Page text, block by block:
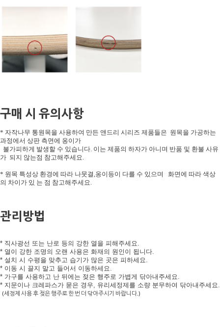
구매 시 유의사항
* 자작나무 통원목을 사용하여 만든 앤드리 시리즈 제품들은 원목을 가공하는
과정에서 상판 측면에 옹이가
불가피하게 발생할 수 있습니다. 이는 제품의 하자가 아니며 반품 및 환불 사유
가 되지 않는점 참고해주세요.
* 원목 특성상 환경에 따라 나뭇결,옹이등이 다를 수 있으며 화면에 따라 색상
의 차이가 있 는 점 참고해주세요.
관리방법
* 직사광선 또는 난로 등의 강한 열을 피해주세요.
* 열이 강한 조명의 오랜 사용은 화재의 원인이 됩니다.
* 설치 시 수평을 맞추고 습기가 많은 곳은 피하세요.
* 이동 시 끌지 말고 들어서 이동하세요.
* 가구를 사용하고 난 뒤에는 젖은 행주로 가볍게 닦아내주세요.
* 지문이나 크레파스가 묻은 경우, 유리세정제를 소량 분무하여 닦아내주세요.
(세정제 사용 후 젖은 행주로 한 번 더 닦아주시기 바랍니다.)